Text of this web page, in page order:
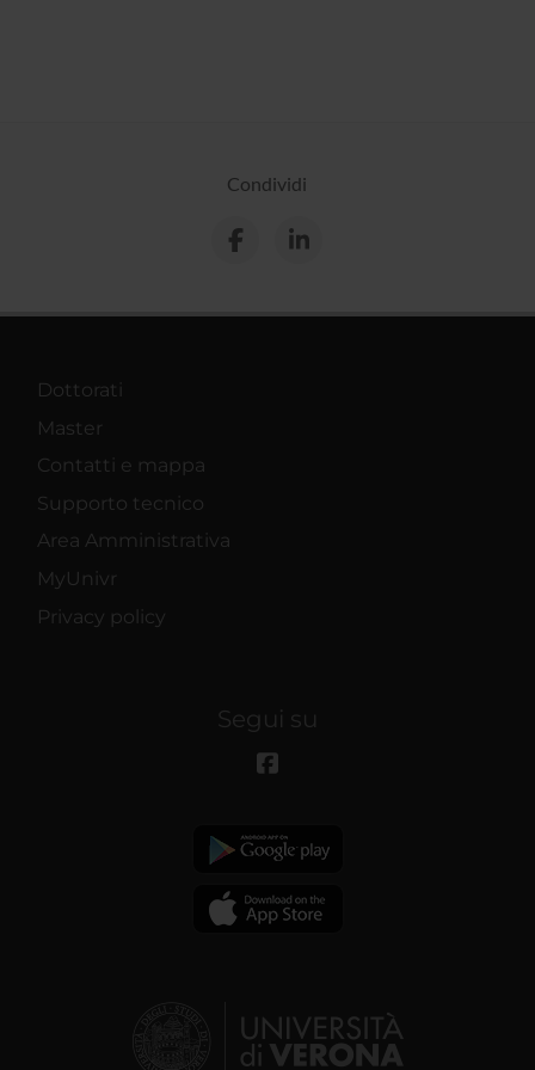
Condividi
Dottorati
Master
Contatti e mappa
Supporto tecnico
Area Amministrativa
MyUnivr
Privacy policy
Segui su